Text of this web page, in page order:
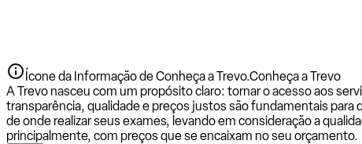
Ícone da Informação de Conheça a Trevo.Conheça a Trevo
A Trevo nasceu com um propósito claro: tornar o acesso aos
transparência, qualidade e preços justos são fundamentais para
de onde realizar seus exames, levando em consideração a
principalmente, com preços que se encaixam no seu orçamento.